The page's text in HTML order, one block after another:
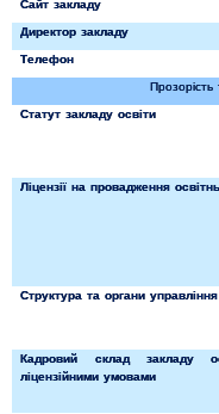
Сайт закладу
Директор закладу
Телефон
Прозорість
Статут закладу освіти
Ліцензії на провадження
Структура та органи
Кадровий склад закладу
ліцензійними умовами